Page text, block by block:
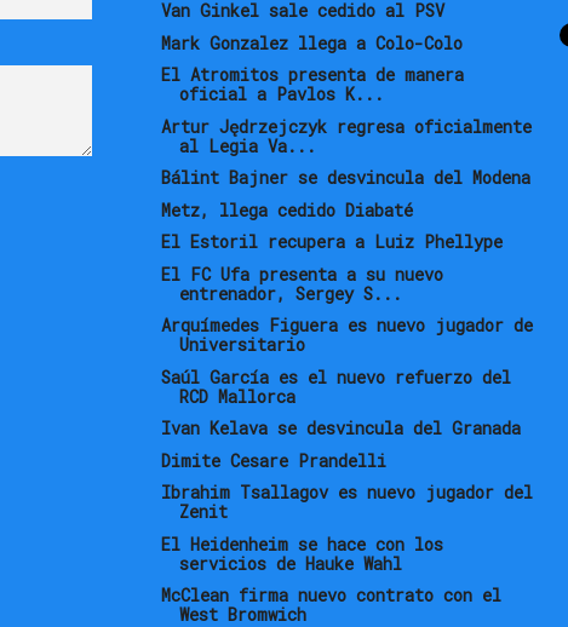
Van Ginkel sale cedido al PSV
Mark Gonzalez llega a Colo-Colo
El Atromitos presenta de manera
oficial a Pavlos K...
Artur Jędrzejczyk regresa oficialmente
al Legia Va...
Bálint Bajner se desvincula del Modena
Metz, llega cedido Diabaté
El Estoril recupera a Luiz Phellype
El FC Ufa presenta a su nuevo
entrenador, Sergey S...
Arquímedes Figuera es nuevo jugador de
Universitario
Saúl García es el nuevo refuerzo del
RCD Mallorca
Ivan Kelava se desvincula del Granada
Dimite Cesare Prandelli
Ibrahim Tsallagov es nuevo jugador del
Zenit
El Heidenheim se hace con los
servicios de Hauke Wahl
McClean firma nuevo contrato con el
West Bromwich